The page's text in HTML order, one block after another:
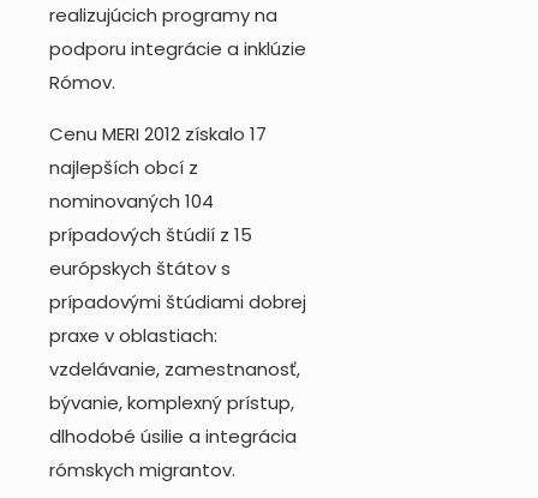
realizujúcich programy na
podporu integrácie a inklúzie
Rómov.
Cenu MERI 2012 získalo 17
najlepších obcí z
nominovaných 104
prípadových štúdií z 15
európskych štátov s
prípadovými štúdiami dobrej
praxe v oblastiach:
vzdelávanie, zamestnanosť,
bývanie, komplexný prístup,
dlhodobé úsilie a integrácia
rómskych migrantov.